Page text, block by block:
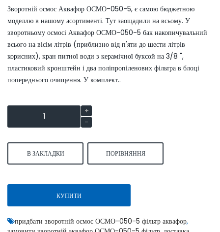
Зворотній осмос Аквафор ОСМО-050-5, є самою бюджетною
моделлю в нашому асортименті. Тут заощадили на всьому. У
зворотньому осмосі Аквафор ОСМО-050-5 бак накопичувальний
всього на вісім літрів (приблизно від п'яти до шести літрів
корисних), кран питної води з керамічної буксой на 3/8 ",
пластиковий кронштейн і два поліпропіленових фільтра в блоці
попереднього очищення. У комплект..
В ЗАКЛАДКИ ПОРІВНЯННЯ
КУПИТИ
придбати зворотній осмос ОСМО-050-5 фільтр аквафор,